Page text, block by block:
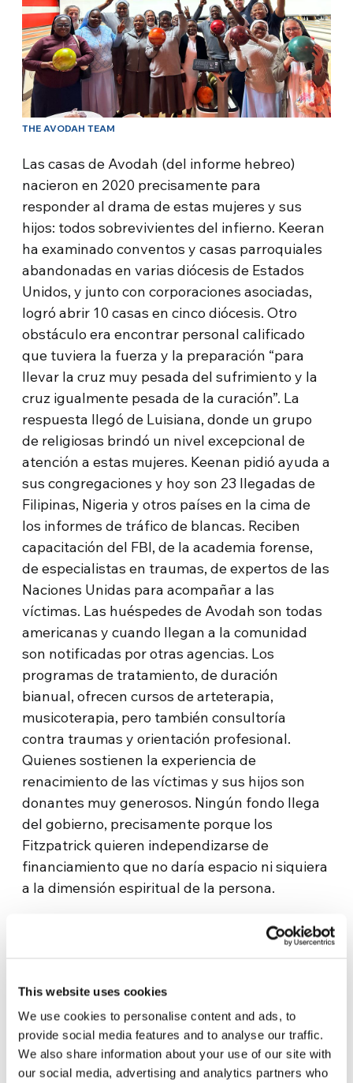
This website uses cookies
We use cookies to personalise content and ads, to
provide social media features and to analyse our traffic.
We also share information about your use of our site with
our social media, advertising and analytics partners who
THE AVODAH TEAM
Las casas de Avodah (del informe hebreo)
nacieron en 2020 precisamente para
responder al drama de estas mujeres y sus
hijos: todos sobrevivientes del infierno. Keeran
ha examinado conventos y casas parroquiales
abandonadas en varias diócesis de Estados
Unidos, y junto con corporaciones asociadas,
logró abrir 10 casas en cinco diócesis. Otro
obstáculo era encontrar personal calificado
que tuviera la fuerza y la preparación “para
llevar la cruz muy pesada del sufrimiento y la
cruz igualmente pesada de la curación”. La
respuesta llegó de Luisiana, donde un grupo
de religiosas brindó un nivel excepcional de
atención a estas mujeres. Keenan pidió ayuda a
sus congregaciones y hoy son 23 llegadas de
Filipinas, Nigeria y otros países en la cima de
los informes de tráfico de blancas. Reciben
capacitación del FBI, de la academia forense,
de especialistas en traumas, de expertos de las
Naciones Unidas para acompañar a las
víctimas. Las huéspedes de Avodah son todas
americanas y cuando llegan a la comunidad
son notificadas por otras agencias. Los
programas de tratamiento, de duración
bianual, ofrecen cursos de arteterapia,
musicoterapia, pero también consultoría
contra traumas y orientación profesional.
Quienes sostienen la experiencia de
renacimiento de las víctimas y sus hijos son
donantes muy generosos. Ningún fondo llega
del gobierno, precisamente porque los
Fitzpatrick quieren independizarse de
financiamiento que no daría espacio ni siquiera
a la dimensión espiritual de la persona.
¡Ya, los Fitzpatricks! Junto a Keeran está su
esposa Briana y sus cuatro hijos, al frente de la
“Siempre supimos que estábamos llamados
para una misión -me dice-. Hemos educado a
nuestros hijos a una vida de fe, para llegar a
una vida de caridad y servicio”; pero no
esconde el compromiso sustancial que